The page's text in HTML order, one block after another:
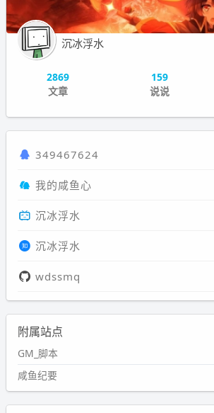
沉冰浮水
2869
文章
159
说说
349467624
我的咸鱼心
沉冰浮水
沉冰浮水
wdssmq
附属站点
GM_脚本
咸鱼纪要